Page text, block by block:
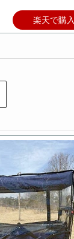
楽天で購入